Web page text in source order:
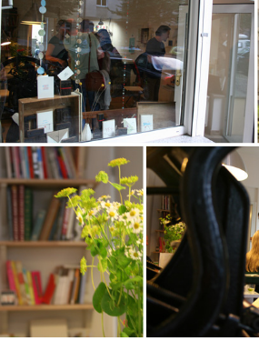
Online
Blog
Instagram